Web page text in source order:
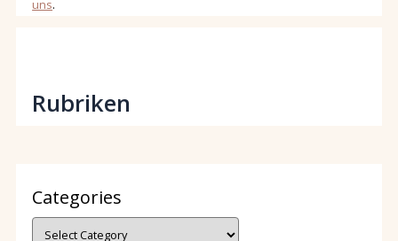
uns.
Rubriken
Categories